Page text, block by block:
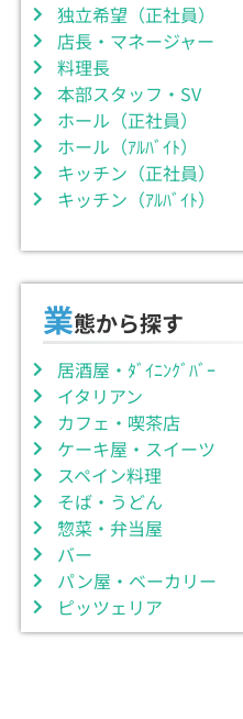
独立希望（正社員）
店長・マネージャー
料理長
本部スタッフ・SV
ホール（正社員）
ホール（ｱﾙﾊﾞｲﾄ）
キッチン（正社員）
キッチン（ｱﾙﾊﾞｲﾄ）
業態から探す
居酒屋・ﾀﾞｲﾆﾝｸﾞﾊﾞｰ
イタリアン
カフェ・喫茶店
ケーキ屋・スイーツ
スペイン料理
そば・うどん
惣菜・弁当屋
バー
パン屋・ベーカリー
ピッツェリア